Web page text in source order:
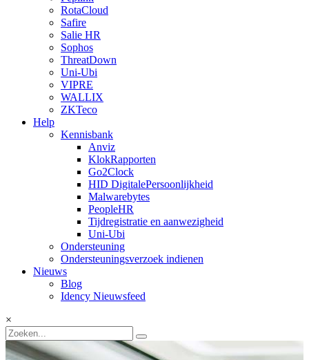
RotaCloud
Safire
Salie HR
Sophos
ThreatDown
Uni-Ubi
VIPRE
WALLIX
ZKTeco
Help
Kennisbank
Anviz
KlokRapporten
Go2Clock
HID DigitalePersoonlijkheid
Malwarebytes
PeopleHR
Tijdregistratie en aanwezigheid
Uni-Ubi
Ondersteuning
Ondersteuningsverzoek indienen
Nieuws
Blog
Idency Nieuwsfeed
×